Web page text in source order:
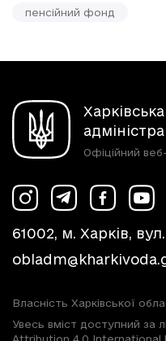
пенсійний фонд
Офіційний
61002, м. Харків,
Власність Харківської
Увесь вміст доступний за
Attribution 4.0 International